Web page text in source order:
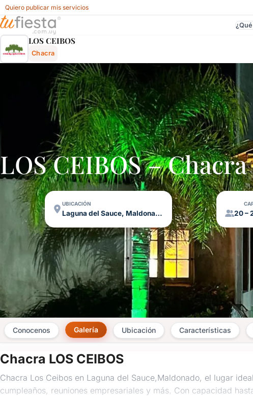
Quiero publicar mis servicios
Los Ceibos - Chacra En Laguna Del Sauce, Maldonado, Uruguay
LOS CEIBOS
Chacra
LOS CEIBOS – Chacra
UBICACIÓN
Laguna del Sauce, Maldonado 20 –
Conocenos Galería Ubicación Características
Chacra LOS CEIBOS
Chacra Los Ceibos en Laguna del Sauce,Maldonado, el lugar
cumpleaños, reuniones empresariales y más. Con capacidad